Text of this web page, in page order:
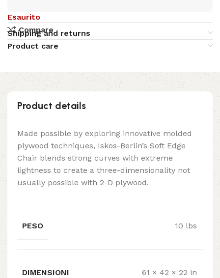
Esaurito
Compare
Shipping and returns
Product care
Product details
Made possible by exploring innovative molded
plywood techniques, Iskos-Berlin’s Soft Edge
Chair blends strong curves with extreme
lightness to create a three-dimensionality not
usually possible with 2-D plywood.
PESO 10 lbs
DIMENSIONI 61 × 42 × 22 in